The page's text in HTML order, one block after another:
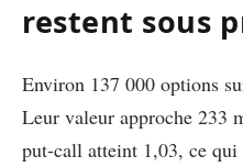
restent sous
Environ 137 000 options
Leur valeur approche 233
put-call atteint 1,03, ce